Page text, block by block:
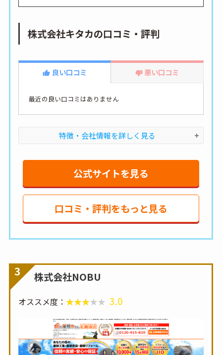
株式会社キタカの口コミ・評判
良い口コミ 悪い口コミ
最近の良い口コミはありません
特徴・会社情報を詳しく見る
公式サイトを見る
口コミ・評判をもっと見る
3 株式会社NOBU
オススメ度： 3.0